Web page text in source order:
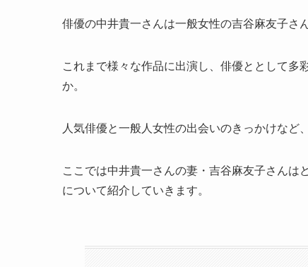
俳優の中井貴一さんは一般女性の吉谷麻友子さ
これまで様々な作品に出演し、俳優ととして多
か。
人気俳優と一般人女性の出会いのきっかけなど
ここでは中井貴一さんの妻・吉谷麻友子さんは
について紹介していきます。